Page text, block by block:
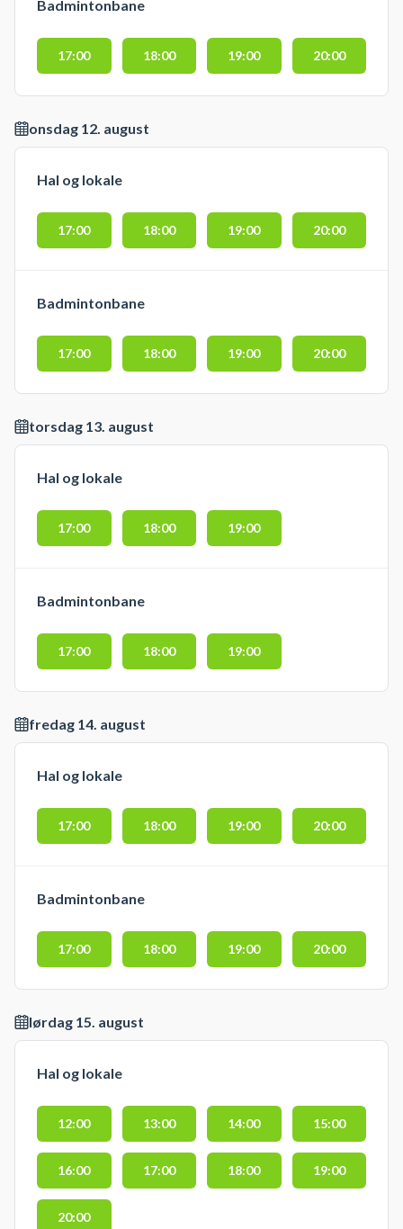
Badmintonbane
17:00 18:00 19:00 20:00
onsdag 12. august
Hal og lokale
17:00 18:00 19:00 20:00
Badmintonbane
17:00 18:00 19:00 20:00
torsdag 13. august
Hal og lokale
17:00 18:00 19:00
Badmintonbane
17:00 18:00 19:00
fredag 14. august
Hal og lokale
17:00 18:00 19:00 20:00
Badmintonbane
17:00 18:00 19:00 20:00
lørdag 15. august
Hal og lokale
12:00 13:00 14:00 15:00
16:00 17:00 18:00 19:00
20:00